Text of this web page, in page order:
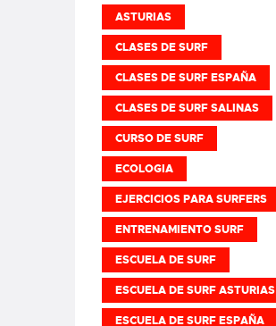
ASTURIAS
CLASES DE SURF
CLASES DE SURF ESPAÑA
CLASES DE SURF SALINAS
CURSO DE SURF
ECOLOGIA
EJERCICIOS PARA SURFERS
ENTRENAMIENTO SURF
ESCUELA DE SURF
ESCUELA DE SURF ASTURIAS
ESCUELA DE SURF ESPAÑA